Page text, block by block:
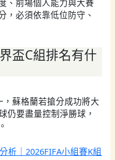
、前場個人能力與大賽
，必須依靠低位防守、
盃C組排名有什
蘇格蘭若搶分成功將大
仍要盡量控制淨勝球，
析｜2026FIFA小組賽K組